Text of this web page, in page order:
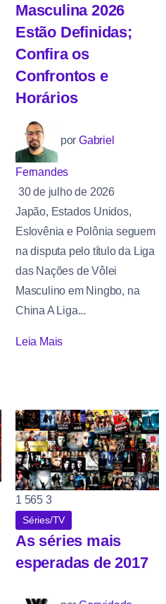
Masculina 2026
Estão Definidas;
Confira os
Confrontos e
Horários
por Gabriel
Fernandes
30 de julho de 2026
Japão, Estados Unidos,
Eslovênia e Polônia seguem
na disputa pelo título da Liga
das Nações de Vôlei
Masculino em Ningbo, na
China A Liga...
Leia Mais
1 565 3
Séries/TV
As séries mais
esperadas de 2017